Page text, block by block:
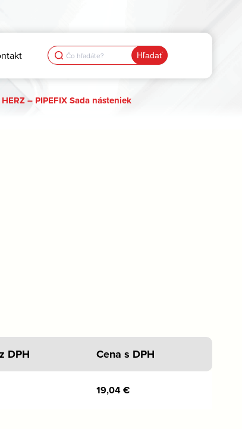
Search
for:
HERZ – PIPEFIX Sada násteniek
DPH Cena s DPH
19,04€